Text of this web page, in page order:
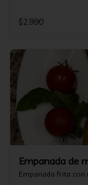
$2.990
Empanada de
Empanada frita con